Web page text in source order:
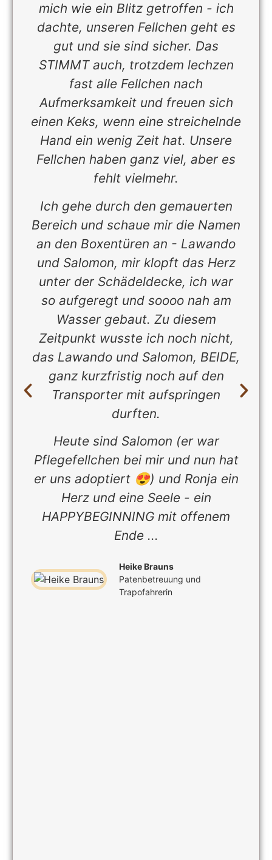
mich wie ein Blitz getroffen - ich
dachte, unseren Fellchen geht es
gut und sie sind sicher. Das
STIMMT auch, trotzdem lechzen
fast alle Fellchen nach
Aufmerksamkeit und freuen sich
einen Keks, wenn eine streichelnde
Hand ein wenig Zeit hat. Unsere
Fellchen haben ganz viel, aber es
fehlt vielmehr.
Ich gehe durch den gemauerten
Bereich und schaue mir die Namen
an den Boxentüren an - Lawando
und Salomon, mir klopft das Herz
unter der Schädeldecke, ich war
so aufgeregt und soooo nah am
Wasser gebaut. Zu diesem
Zeitpunkt wusste ich noch nicht,
das Lawando und Salomon, BEIDE,
ganz kurzfristig noch auf den
Transporter mit aufspringen
durften.
Heute sind Salomon (er war
Pflegefellchen bei mir und nun hat
er uns adoptiert 😍) und Ronja ein
Herz und eine Seele - ein
HAPPYBEGINNING mit offenem
Ende ...
Heike Brauns
Patenbetreuung und
Trapofahrerin